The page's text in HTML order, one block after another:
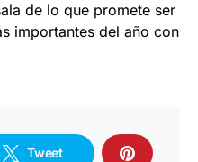
de lo que promete ser
importantes del año con
Tweet